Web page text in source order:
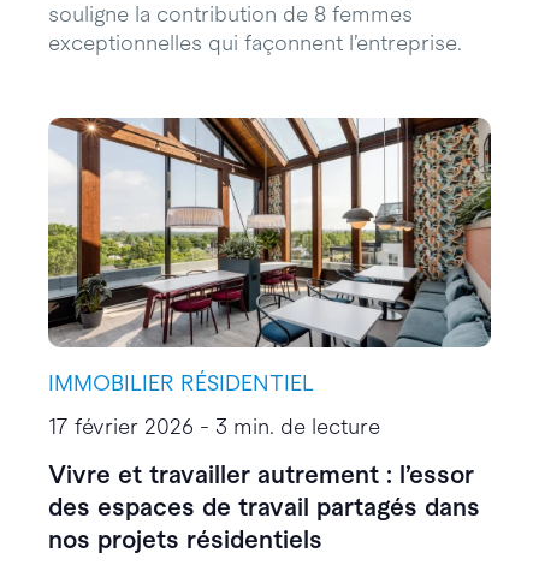
souligne la contribution de 8 femmes
exceptionnelles qui façonnent l’entreprise.
IMMOBILIER RÉSIDENTIEL
17 février 2026 - 3 min. de lecture
Vivre et travailler autrement : l’essor
des espaces de travail partagés dans
nos projets résidentiels